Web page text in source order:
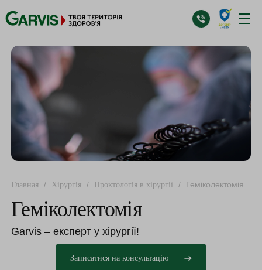
Главная / Хірургія / Проктологія в хірургії / Геміколектомія
Геміколектомія
Garvis – експерт у хірургії!
Записатися на консультацію